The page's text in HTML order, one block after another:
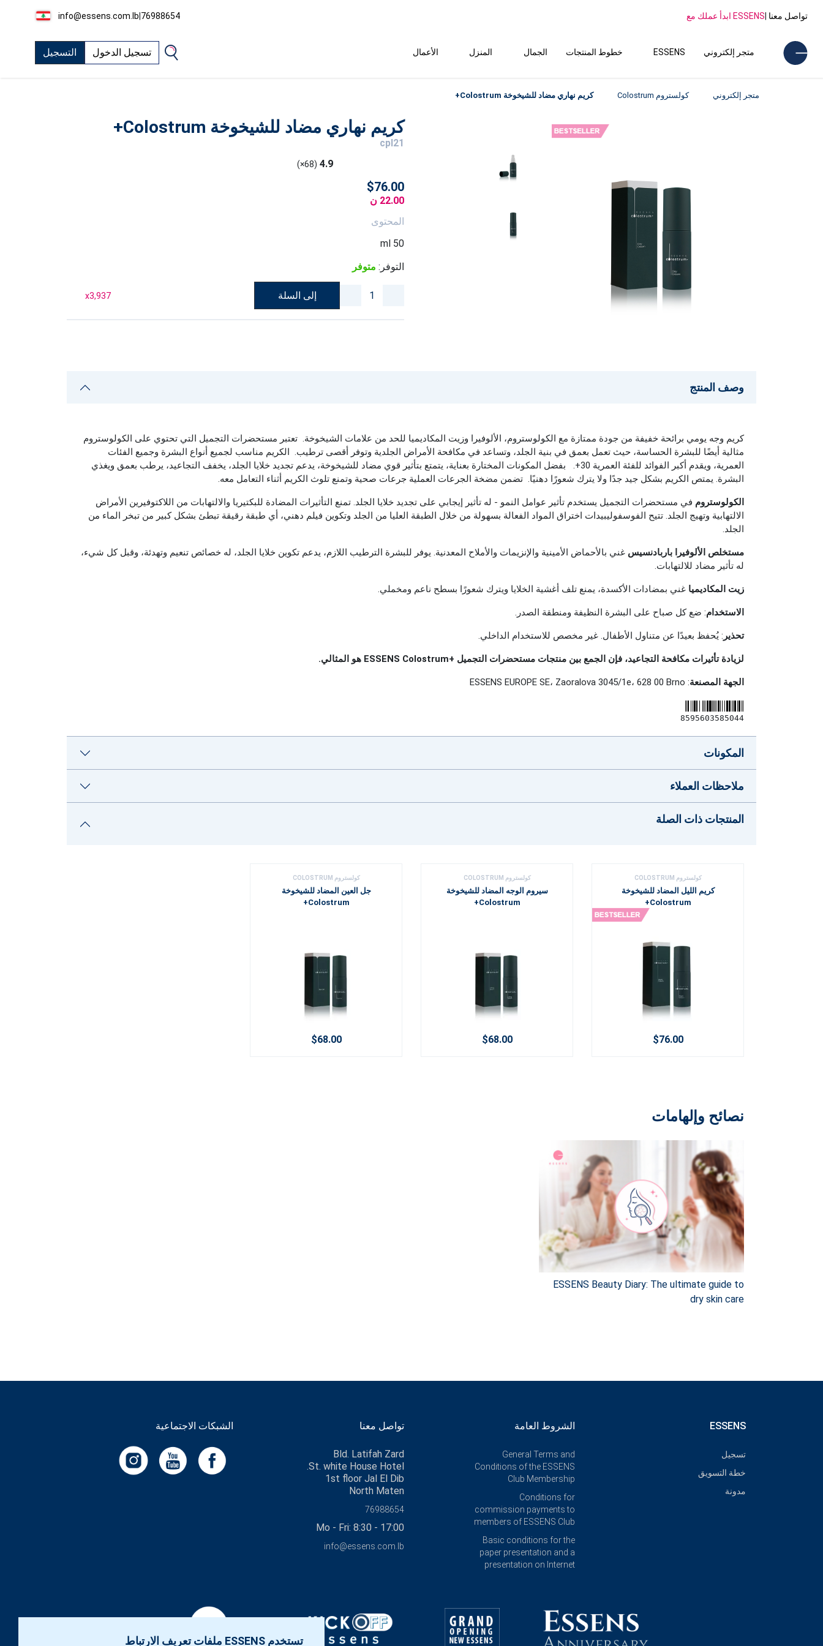
تواصل معنا |ESSENS ابدأ عملك مع 76988654
|
info@essens.com.lb
متجر إلكتروني ESSENS خطوط المنتجات الجمال المنزل الأعمال تسجيل الدخول التسجيل
متجر إلكتروني كولستروم Colostrum كريم نهاري مضاد للشيخوخة Colostrum+
كريم نهاري مضاد للشيخوخة Colostrum+
cpl21
4.9
(68×)
$76.00
22.00 ن
المحتوى
50 ml
التوفر: متوفر
إلى السلة 3,937
x
وصف المنتج
كريم وجه يومي برائحة خفيفة من جودة ممتازة مع الكولوستروم، الألوفيرا وزيت المكاديميا للحد من علامات الشيخوخة. تعتبر مستحضرات التجميل التي تحتوي على الكولوستروم
مثالية أيضًا للبشرة الحساسة، حيث تعمل بعمق في بنية الجلد، وتساعد في مكافحة الأمراض الجلدية وتوفر أقصى ترطيب.
الكريم مناسب لجميع أنواع البشرة وجميع الفئات
العمرية، ويقدم أكبر الفوائد للفئة العمرية 30+.
بفضل المكونات المختارة بعناية، يتمتع بتأثير قوي مضاد للشيخوخة، يدعم تجديد خلايا الجلد، يخفف التجاعيد، يرطب بعمق ويغذي
البشرة. يمتص الكريم بشكل جيد جدًا ولا يترك شعورًا دهنيًا. تضمن مضخة الجرعات العملية جرعات صحية وتمنع تلوث الكريم أثناء التعامل معه.
الكولوستروم في مستحضرات التجميل يستخدم تأثير عوامل النمو - له تأثير إيجابي على تجديد خلايا الجلد. تمنع التأثيرات المضادة للبكتيريا والالتهابات من اللاكتوفيرين الأمراض
الالتهابية وتهيج الجلد. تتيح الفوسفوليبيدات اختراق المواد الفعالة بسهولة من خلال الطبقة العليا من الجلد وتكوين فيلم دهني، أي طبقة رقيقة تبطئ بشكل كبير من تبخر الماء من
الجلد.
مستخلص الألوفيرا باربادنسيس غني بالأحماض الأمينية والإنزيمات والأملاح المعدنية. يوفر للبشرة الترطيب اللازم، يدعم تكوين خلايا الجلد، له خصائص تنعيم وتهدئة، وقبل كل شيء،
له تأثير مضاد للالتهابات.
زيت المكاديميا غني بمضادات الأكسدة، يمنع تلف أغشية الخلايا ويترك شعورًا بسطح ناعم ومخملي.
الاستخدام: ضع كل صباح على البشرة النظيفة ومنطقة الصدر.
تحذير : يُحفظ بعيدًا عن متناول الأطفال. غير مخصص للاستخدام الداخلي.
لزيادة تأثيرات مكافحة التجاعيد، فإن الجمع بين منتجات مستحضرات التجميل +ESSENS Colostrum هو المثالي.
الجهة المصنعة: ESSENS EUROPE SE، Zaoralova 3045/1e، 628 00 Brno
8595603585044
المكونات
ملاحظات العملاء
المنتجات ذات الصلة
كولستروم COLOSTRUM
كريم الليل المضاد للشيخوخة
Colostrum+
$76.00
كولستروم COLOSTRUM
سيروم الوجه المضاد للشيخوخة
Colostrum+
$68.00
كولستروم COLOSTRUM
جل العين المضاد للشيخوخة
Colostrum+
$68.00
نصائح وإلهامات
ESSENS Beauty Diary: The ultimate guide to
dry skin care
تستخدم ESSENS ملفات تعريف الارتباط
ESSENS
تسجيل
خطة التسويق
مدونة
الشروط العامة
General Terms and
Conditions of the ESSENS
Club Membership
Conditions for
commission payments to
members of ESSENS Club
Basic conditions for the
paper presentation and a
presentation on Internet
تواصل معنا
Bld. Latifah Zard
St. white House Hotel.
1st floor Jal El Dib
North Maten
76988654
Mo - Fri: 8:30 - 17:00
info@essens.com.lb
الشبكات الاجتماعية